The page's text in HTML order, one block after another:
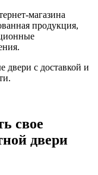
магазина
продукция,
с доставкой и
свое
двери